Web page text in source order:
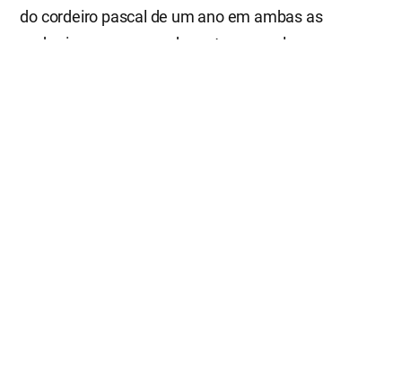
do cordeiro pascal de um ano em ambas as
ombreiras e na verga da porta, e aquele sangue se